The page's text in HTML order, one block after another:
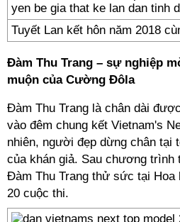
Tuyết Lan kết hôn năm 2018
Đàm Thu Trang – sự nghiệp
muộn của Cường Đôla
Đàm Thu Trang là chân dài
vào đêm chung kết Vietnam's
nhiên, người đẹp dừng chân tại
của khán giả. Sau chương
Đàm Thu Trang thử sức tại Hoa
20 cuộc thi.